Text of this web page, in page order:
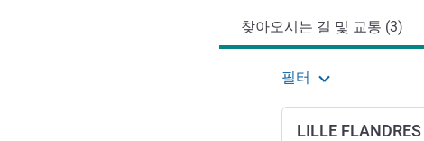
찾아오시는 길 및 교통 (3)
필터
LILLE FLANDRES